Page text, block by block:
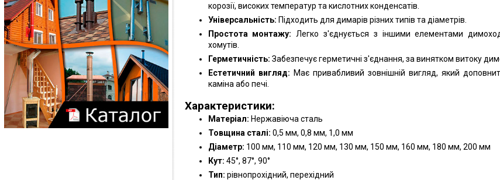
корозії, високих температур та кислотних конденсатів.
Універсальність: Підходить для димарів різних типів та діаметрів.
Простота монтажу: Легко з'єднується з іншими елементами
хомутів.
Герметичність: Забезпечує герметичні з'єднання, за винятком витоку
Естетичний вигляд: Має привабливий зовнішній вигляд, який
каміна або печі.
Характеристики:
Матеріал: Нержавіюча сталь
Товщина сталі: 0,5 мм, 0,8 мм, 1,0 мм
Діаметр: 100 мм, 110 мм, 120 мм, 130 мм, 150 мм, 160 мм, 180 мм, 200 мм
Кут: 45°, 87°, 90°
Тип: рівнопрохідний, перехідний